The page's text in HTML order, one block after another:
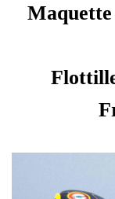
Maquette